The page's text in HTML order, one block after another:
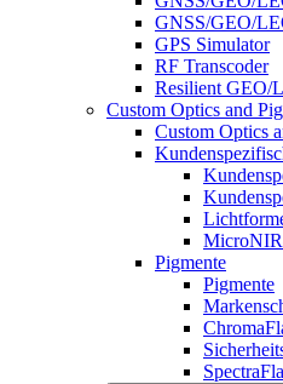
GNSS/GEO/
GPS Simulator
RF Transcoder
Resilient GEO/
Custom Optics and
Custom Optics
Pigmente
Pigmente